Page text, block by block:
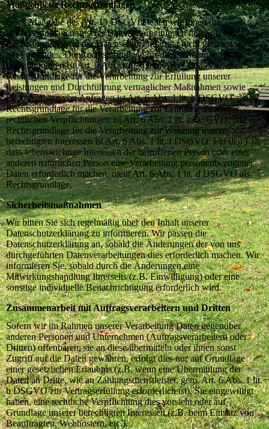
Maßgebliche Rechtsgrundlagen
Nach Maßgabe des Art. 13 DSGVO teilen wir Ihnen die
Rechtsgrundlagen unserer Datenverarbeitungen mit. Sofern die
Rechtsgrundlage in der Datenschutzerklärung nicht genannt wird,
gilt Folgendes: Die Rechtsgrundlage für die Einholung von
Einwilligungen ist Art. 6 Abs. 1 lit. a und Art. 7 DSGVO, die
Rechtsgrundlage für die Verarbeitung zur Erfüllung unserer
Leistungen und Durchführung vertraglicher Maßnahmen sowie
Beantwortung von Anfragen ist Art. 6 Abs. 1 lit. b DSGVO, die
Rechtsgrundlage für die Verarbeitung zur Erfüllung unserer
rechtlichen Verpflichtungen ist Art. 6 Abs. 1 lit. c DSGVO, und die
Rechtsgrundlage für die Verarbeitung zur Wahrung unserer
berechtigten Interessen ist Art. 6 Abs. 1 lit. f DSGVO. Für den Fall,
dass lebenswichtige Interessen der betroffenen Person oder einer
anderen natürlichen Person eine Verarbeitung personenbezogener
Daten erforderlich machen, dient Art. 6 Abs. 1 lit. d DSGVO als
Rechtsgrundlage.
Sicherheitsmaßnahmen
Wir bitten Sie sich regelmäßig über den Inhalt unserer
Datenschutzerklärung zu informieren. Wir passen die
Datenschutzerklärung an, sobald die Änderungen der von uns
durchgeführten Datenverarbeitungen dies erforderlich machen. Wir
informieren Sie, sobald durch die Änderungen eine
Mitwirkungshandlung Ihrerseits (z.B. Einwilligung) oder eine
sonstige individuelle Benachrichtigung erforderlich wird.
Zusammenarbeit mit Auftragsverarbeitern und Dritten
Sofern wir im Rahmen unserer Verarbeitung Daten gegenüber
anderen Personen und Unternehmen (Auftragsverarbeitern oder
Dritten) offenbaren, sie an diese übermitteln oder ihnen sonst
Zugriff auf die Daten gewähren, erfolgt dies nur auf Grundlage
einer gesetzlichen Erlaubnis (z.B. wenn eine Übermittlung der
Daten an Dritte, wie an Zahlungsdienstleister, gem. Art. 6 Abs. 1 lit.
b DSGVO zur Vertragserfüllung erforderlich ist), Sie eingewilligt
haben, eine rechtliche Verpflichtung dies vorsieht oder auf
Grundlage unserer berechtigten Interessen (z.B. beim Einsatz von
Beauftragten, Webhostern, etc.).